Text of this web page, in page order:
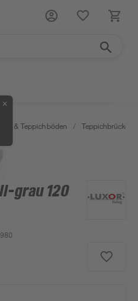
✕
& Teppichböden / Teppichbrücken
grau 120